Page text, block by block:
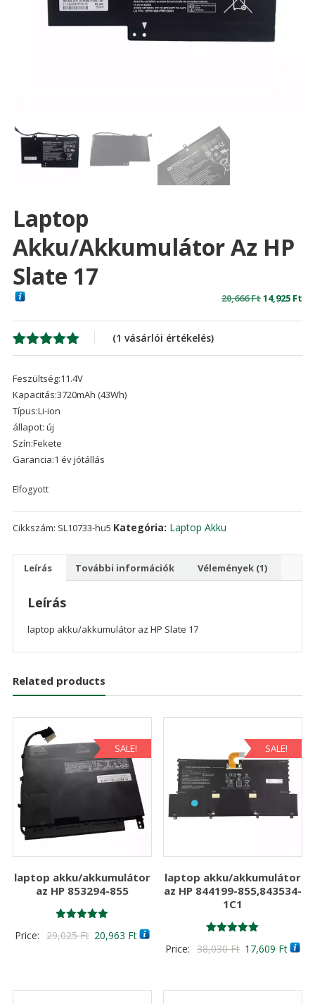
Laptop
Akku/akkumulátor Az HP
Slate 17
20,666FtOriginal
14,925 Ft
Értékelés
ből,
1
értékelés
alapján
(1 vásárlói értékelés)
Feszültség:11.4V
Kapacitás:3720mAh (43Wh)
Típus:Li-ion
állapot: új
Szín:Fekete
Garancia:1 év jótállás
Elfogyott
Cikkszám: SL10733-hu5 Kategória: Laptop Akku
Leírás További információk Vélemények (1)
Leírás
laptop akku/akkumulátor az HP Slate 17
Related products
SALE!
laptop akku/akkumulátor
az HP 853294-855
5.00
Price: 29,025Ft Original
29,025 Ft
20,963 FtCurrent
20,963 Ft
SALE!
laptop akku/akkumulátor
az HP 844199-855,843534-
1C1
5.00
Price: 38,030Ft Original
17,609 Ft